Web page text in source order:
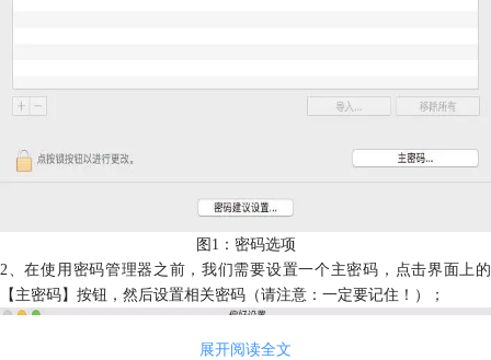
图1：密码选项
2、在使用密码管理器之前，我们需要设置一个主密码，点击界面上的
【主密码】按钮，然后设置相关密码（请注意：一定要记住！）；
展开阅读全文